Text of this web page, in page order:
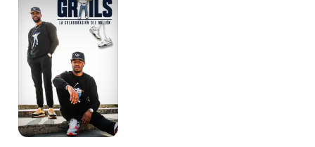
colaboración
del
millón